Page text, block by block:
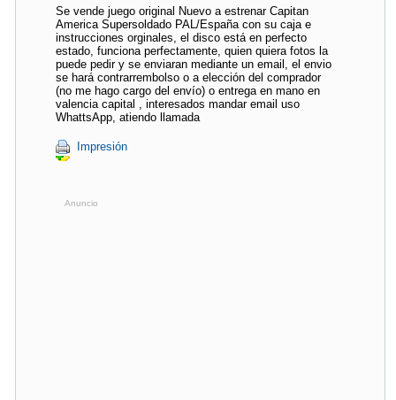
Se vende juego original Nuevo a estrenar Capitan
America Supersoldado PAL/España con su caja e
instrucciones orginales, el disco está en perfecto
estado, funciona perfectamente, quien quiera fotos la
puede pedir y se enviaran mediante un email, el envio
se hará contrarrembolso o a elección del comprador
(no me hago cargo del envío) o entrega en mano en
valencia capital , interesados mandar email uso
WhattsApp, atiendo llamada
Impresión
Anuncio